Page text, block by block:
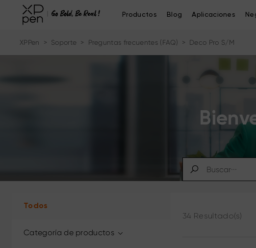
Productos Blog Aplicaciones
XPPen > Soporte > Preguntas frecuentes (FAQ) > Deco Pro S/M
Todos
Categoría de productos
34 Resultado(s)